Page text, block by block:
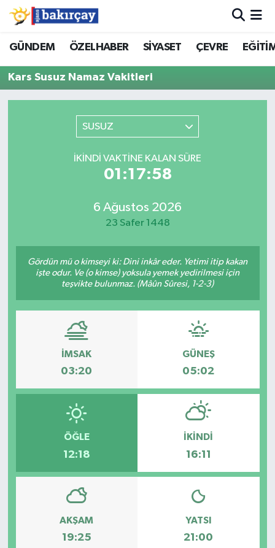
GÜNDEM ÖZELHABER SİYASET ÇEVRE
Kars Susuz Namaz Vakitleri
SUSUZ
İKINDI VAKTINE KALAN SÜRE
01:17:58
6 Ağustos 2026
23 Safer 1448
Gördün mü o kimseyi ki: Dini inkâr eder. Yetimi itip kakan
işte odur. Ve (o kimse) yoksula yemek yedirilmesi için
teşvikte bulunmaz. (Mâûn Sûresi, 1-2-3)
İMSAK
03:20
GÜNEŞ
05:02
ÖĞLE
12:18
İKINDI
16:11
AKŞAM
19:25
YATSI
21:00
İzmir Nöbetçi Eczaneler
İzmir Hava Durumu
İzmir Trafik Yoğunluk Haritası
Süper Lig Puan Durumu ve Fikstür
Tüm Manşetler
Haber Arşivi